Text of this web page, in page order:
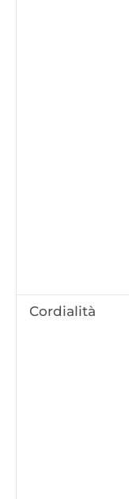
Cordialità